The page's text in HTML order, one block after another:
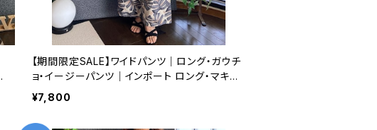
【期間限定SALE】ワイドパンツ｜ロング・ガウチ
ョ・イージーパンツ｜インポート ロング・マキシ
丈 パンツ｜ボタニカル
¥7,800